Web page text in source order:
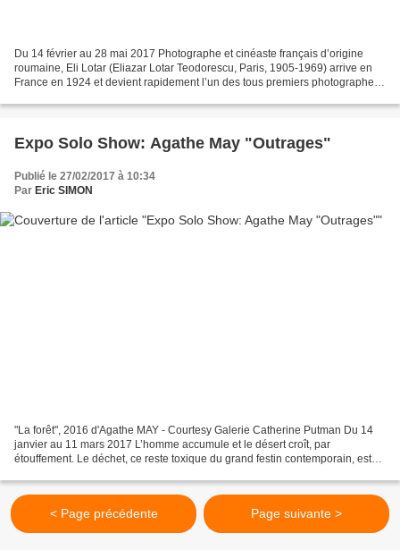
Du 14 février au 28 mai 2017 Photographe et cinéaste français d’origine
roumaine, Eli Lotar (Eliazar Lotar Teodorescu, Paris, 1905-1969) arrive en
France en 1924 et devient rapidement l’un des tous premiers photographes
Expo Solo Show: Agathe May "Outrages"
Publié le 27/02/2017 à 10:34
Par Eric SIMON
"La forêt", 2016 d'Agathe MAY - Courtesy Galerie Catherine Putman Du 14
janvier au 11 mars 2017 L’homme accumule et le désert croît, par
étouffement. Le déchet, ce reste toxique du grand festin contemporain, est
< Page précédente Page suivante >